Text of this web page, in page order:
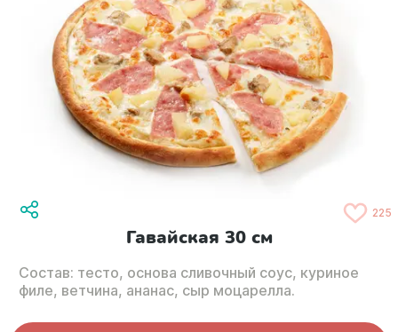
225
Гавайская 30 см
Состав: тесто, основа сливочный соус, куриное
филе, ветчина, ананас, сыр моцарелла.